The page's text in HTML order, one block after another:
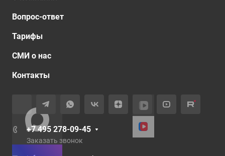
Вопрос-ответ
Тарифы
СМИ о нас
Контакты
+7 495 278-09-45
Заказать звонок